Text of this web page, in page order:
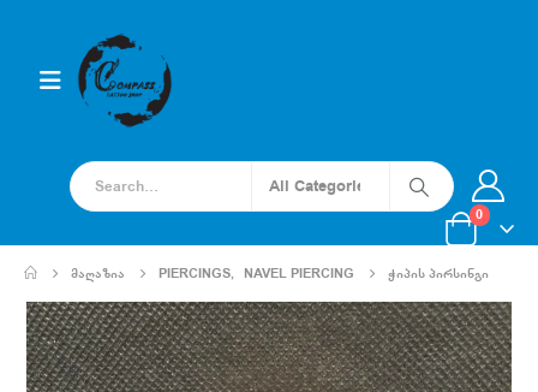
0
ᲛᲐᲦᲐᲖᲘᲐ PIERCINGS, NAVEL PIERCING ᲭᲘᲞᲘᲡ ᲞᲘᲠᲡᲘᲜᲒᲘ